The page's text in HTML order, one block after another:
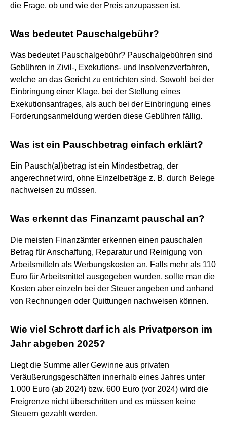
die Frage, ob und wie der Preis anzupassen ist.
Was bedeutet Pauschalgebühr?
Was bedeutet Pauschalgebühr? Pauschalgebühren sind
Gebühren in Zivil-, Exekutions- und Insolvenzverfahren,
welche an das Gericht zu entrichten sind. Sowohl bei der
Einbringung einer Klage, bei der Stellung eines
Exekutionsantrages, als auch bei der Einbringung eines
Forderungsanmeldung werden diese Gebühren fällig.
Was ist ein Pauschbetrag einfach erklärt?
Ein Pausch(al)betrag ist ein Mindestbetrag, der
angerechnet wird, ohne Einzelbeträge z. B. durch Belege
nachweisen zu müssen.
Was erkennt das Finanzamt pauschal an?
Die meisten Finanzämter erkennen einen pauschalen
Betrag für Anschaffung, Reparatur und Reinigung von
Arbeitsmitteln als Werbungskosten an. Falls mehr als 110
Euro für Arbeitsmittel ausgegeben wurden, sollte man die
Kosten aber einzeln bei der Steuer angeben und anhand
von Rechnungen oder Quittungen nachweisen können.
Wie viel Schrott darf ich als Privatperson im
Jahr abgeben 2025?
Liegt die Summe aller Gewinne aus privaten
Veräußerungsgeschäften innerhalb eines Jahres unter
1.000 Euro (ab 2024) bzw. 600 Euro (vor 2024) wird die
Freigrenze nicht überschritten und es müssen keine
Steuern gezahlt werden.